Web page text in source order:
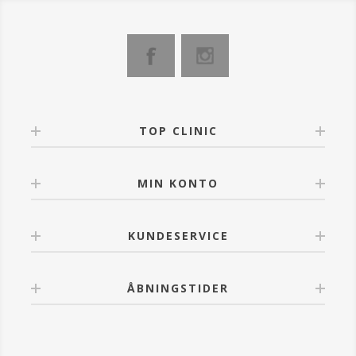
TOP CLINIC
MIN KONTO
KUNDESERVICE
ÅBNINGSTIDER